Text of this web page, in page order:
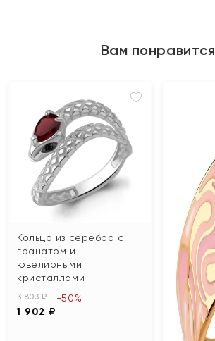
Вам понравится
Кольцо из серебра с
гранатом и
ювелирными
кристаллами
3 803 ₽
1 902 ₽
-50%